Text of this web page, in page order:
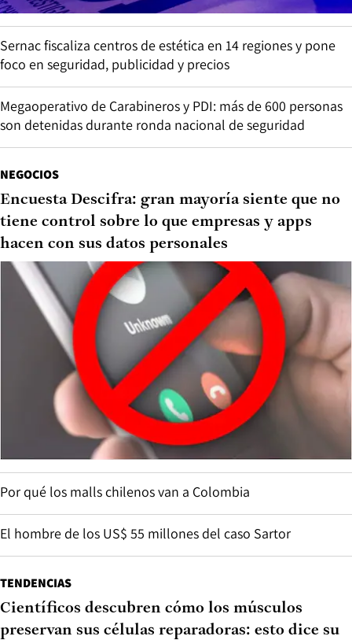
Sernac fiscaliza centros de estética en 14 regiones y pone
foco en seguridad, publicidad y precios
Megaoperativo de Carabineros y PDI: más de 600 personas
son detenidas durante ronda nacional de seguridad
NEGOCIOS
Encuesta Descifra: gran mayoría siente que no
tiene control sobre lo que empresas y apps
hacen con sus datos personales
Por qué los malls chilenos van a Colombia
El hombre de los US$ 55 millones del caso Sartor
TENDENCIAS
Científicos descubren cómo los músculos
preservan sus células reparadoras: esto dice su